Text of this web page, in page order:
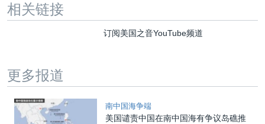
相关链接
订阅美国之音YouTube频道
更多报道
南中国海争端
美国谴责中国在南中国海有争议岛礁推